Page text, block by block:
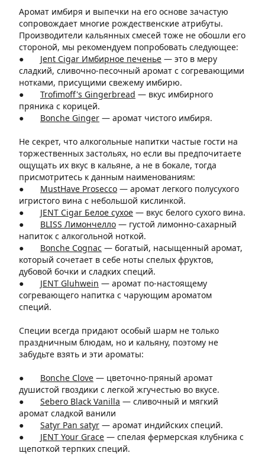
Аромат имбиря и выпечки на его основе зачастую
сопровождает многие рождественские атрибуты.
Производители кальянных смесей тоже не обошли его
стороной, мы рекомендуем попробовать следующее:
● Jent Cigar Имбирное печенье — это в меру
сладкий, сливочно-песочный аромат с согревающими
нотками, присущими свежему имбирю.
● Trofimoff's Gingerbread — вкус имбирного
пряника с корицей.
● Bonche Ginger — аромат чистого имбиря.
Не секрет, что алкогольные напитки частые гости на
торжественных застольях, но если вы предпочитаете
ощущать их вкус в кальяне, а не в бокале, тогда
присмотритесь к данным наименованиям:
● MustHave Prosecco — аромат легкого полусухого
игристого вина с небольшой кислинкой.
● JENT Cigar Белое сухое — вкус белого сухого вина.
● BLISS Лимончелло — густой лимонно-сахарный
напиток с алкогольной ноткой.
● Bonche Cognac — богатый, насыщенный аромат,
который сочетает в себе ноты спелых фруктов,
дубовой бочки и сладких специй.
● JENT Gluhwein — аромат по-настоящему
согревающего напитка с чарующим ароматом
специй.
Специи всегда придают особый шарм не только
праздничным блюдам, но и кальяну, поэтому не
забудьте взять и эти ароматы:
● Bonche Clove — цветочно-пряный аромат
душистой гвоздики с легкой жгучестью во вкусе.
● Sebero Black Vanilla — сливочный и мягкий
аромат сладкой ванили
● Satyr Pan satyr — аромат индийских специй.
● JENT Your Grace — спелая фермерская клубника с
щепоткой терпких специй.